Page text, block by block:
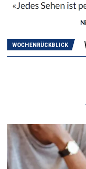
WOCHENRÜCKBLICK